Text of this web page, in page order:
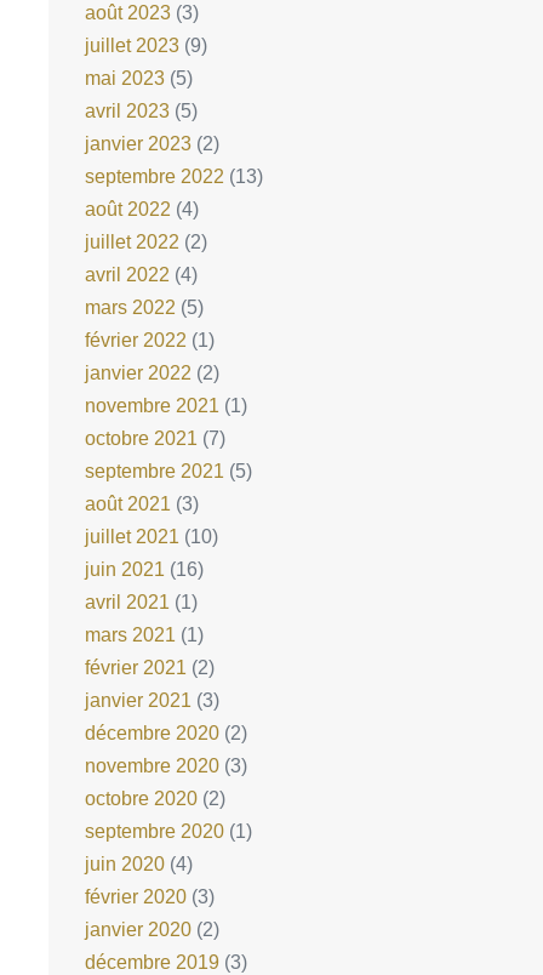
août 2023 (3)
juillet 2023 (9)
mai 2023 (5)
avril 2023 (5)
janvier 2023 (2)
septembre 2022 (13)
août 2022 (4)
juillet 2022 (2)
avril 2022 (4)
mars 2022 (5)
février 2022 (1)
janvier 2022 (2)
novembre 2021 (1)
octobre 2021 (7)
septembre 2021 (5)
août 2021 (3)
juillet 2021 (10)
juin 2021 (16)
avril 2021 (1)
mars 2021 (1)
février 2021 (2)
janvier 2021 (3)
décembre 2020 (2)
novembre 2020 (3)
octobre 2020 (2)
septembre 2020 (1)
juin 2020 (4)
février 2020 (3)
janvier 2020 (2)
décembre 2019 (3)